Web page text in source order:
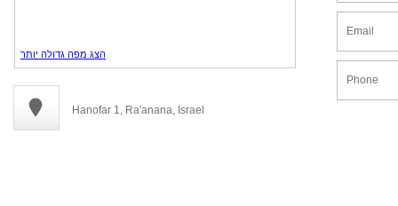
הצג מפה גדולה יותר
Hanofar 1, Ra'anana, Israel